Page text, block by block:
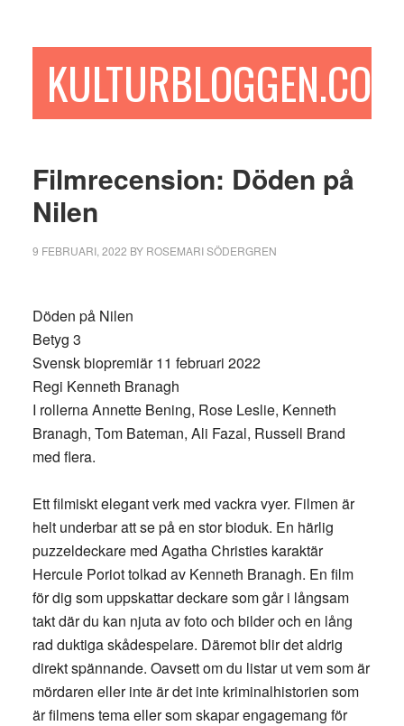
sidofältetKULTURBLOGGEN.COM
Filmrecension: Döden på
Nilen
9 FEBRUARI, 2022 BY ROSEMARI SÖDERGREN
Döden på Nilen
Betyg 3
Svensk biopremiär 11 februari 2022
Regi Kenneth Branagh
I rollerna Annette Bening, Rose Leslie, Kenneth
Branagh, Tom Bateman, Ali Fazal, Russell Brand
med flera.
Ett filmiskt elegant verk med vackra vyer. Filmen är
helt underbar att se på en stor bioduk. En härlig
puzzeldeckare med Agatha Christies karaktär
Hercule Poriot tolkad av Kenneth Branagh. En film
för dig som uppskattar deckare som går i långsam
takt där du kan njuta av foto och bilder och en lång
rad duktiga skådespelare. Däremot blir det aldrig
direkt spännande. Oavsett om du listar ut vem som är
mördaren eller inte är det inte kriminalhistorien som
är filmens tema eller som skapar engagemang för